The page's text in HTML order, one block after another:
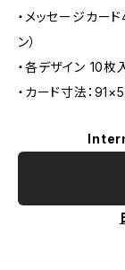
・メッセージカード
ン）
・各デザイン 10枚
・カード寸法：